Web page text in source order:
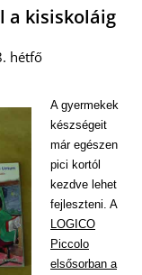
a kisiskoláig
hétfő
A gyermekek
készségeit
már egészen
pici kortól
kezdve lehet
fejleszteni. A
LOGICO
Piccolo
elsősorban a